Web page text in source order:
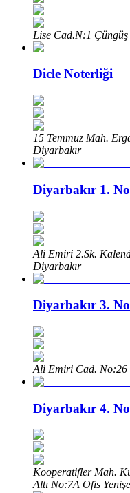
Lise Cad.N:1
Dicle Noterliği
15 Temmuz Mah.
Diyarbakır
Diyarbakır 1.
Ali Emiri 2.Sk.
Diyarbakır
Diyarbakır 3.
Ali Emiri Cad. No:26
Diyarbakır 4.
Kooperatifler Mah.
Altı No:7A Ofis